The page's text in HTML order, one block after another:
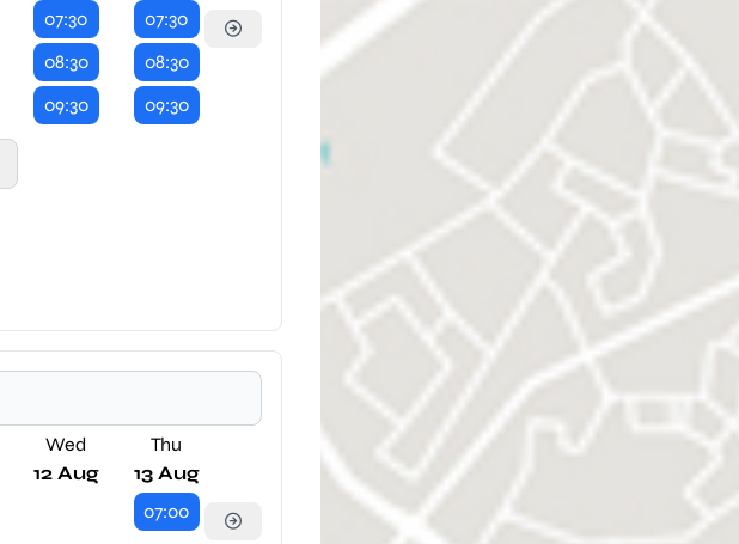
07:30
08:30
09:30
07:30
08:30
09:30
Wed
12 Aug
Thu
13 Aug
07:00